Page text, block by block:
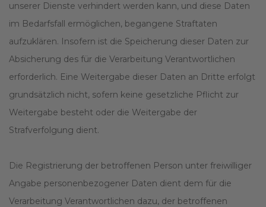
unserer Dienste verhindert werden kann, und diese Daten
im Bedarfsfall ermöglichen, begangene Straftaten
aufzuklären. Insofern ist die Speicherung dieser Daten zur
Absicherung des für die Verarbeitung Verantwortlichen
erforderlich. Eine Weitergabe dieser Daten an Dritte erfolgt
grundsätzlich nicht, sofern keine gesetzliche Pflicht zur
Weitergabe besteht oder die Weitergabe der
Strafverfolgung dient.
Die Registrierung der betroffenen Person unter freiwilliger
Angabe personenbezogener Daten dient dem für die
Verarbeitung Verantwortlichen dazu, der betroffenen